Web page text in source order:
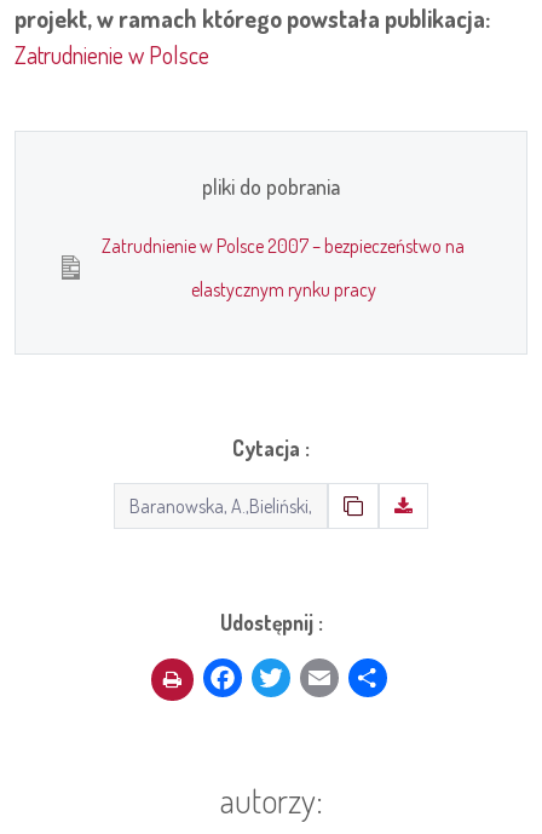
projekt, w ramach którego powstała publikacja:
Zatrudnienie w Polsce
pliki do pobrania
Zatrudnienie w Polsce 2007 – bezpieczeństwo na
elastycznym rynku pracy
Cytacja :
Udostępnij :
Facebook
Twitter
Email
autorzy: